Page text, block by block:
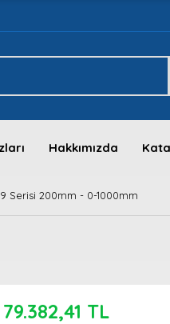
Hakkımızda
Serisi 200mm - 0-1000mm
79.382,41 TL